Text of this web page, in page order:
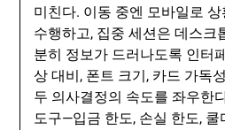
미친다. 이동 중엔 모바일로
수행하고, 집중 세션은 데스크
분히 정보가 드러나도록 인터
상 대비, 폰트 크기, 카드 가독
두 의사결정의 속도를 좌우한
도구—입금 한도, 손실 한도,